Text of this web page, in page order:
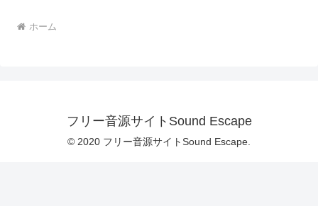
ホーム
フリー音源サイトSound Escape
© 2020 フリー音源サイトSound Escape.